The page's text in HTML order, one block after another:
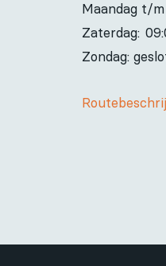
Maandag t/
Zaterdag:
Zondag: